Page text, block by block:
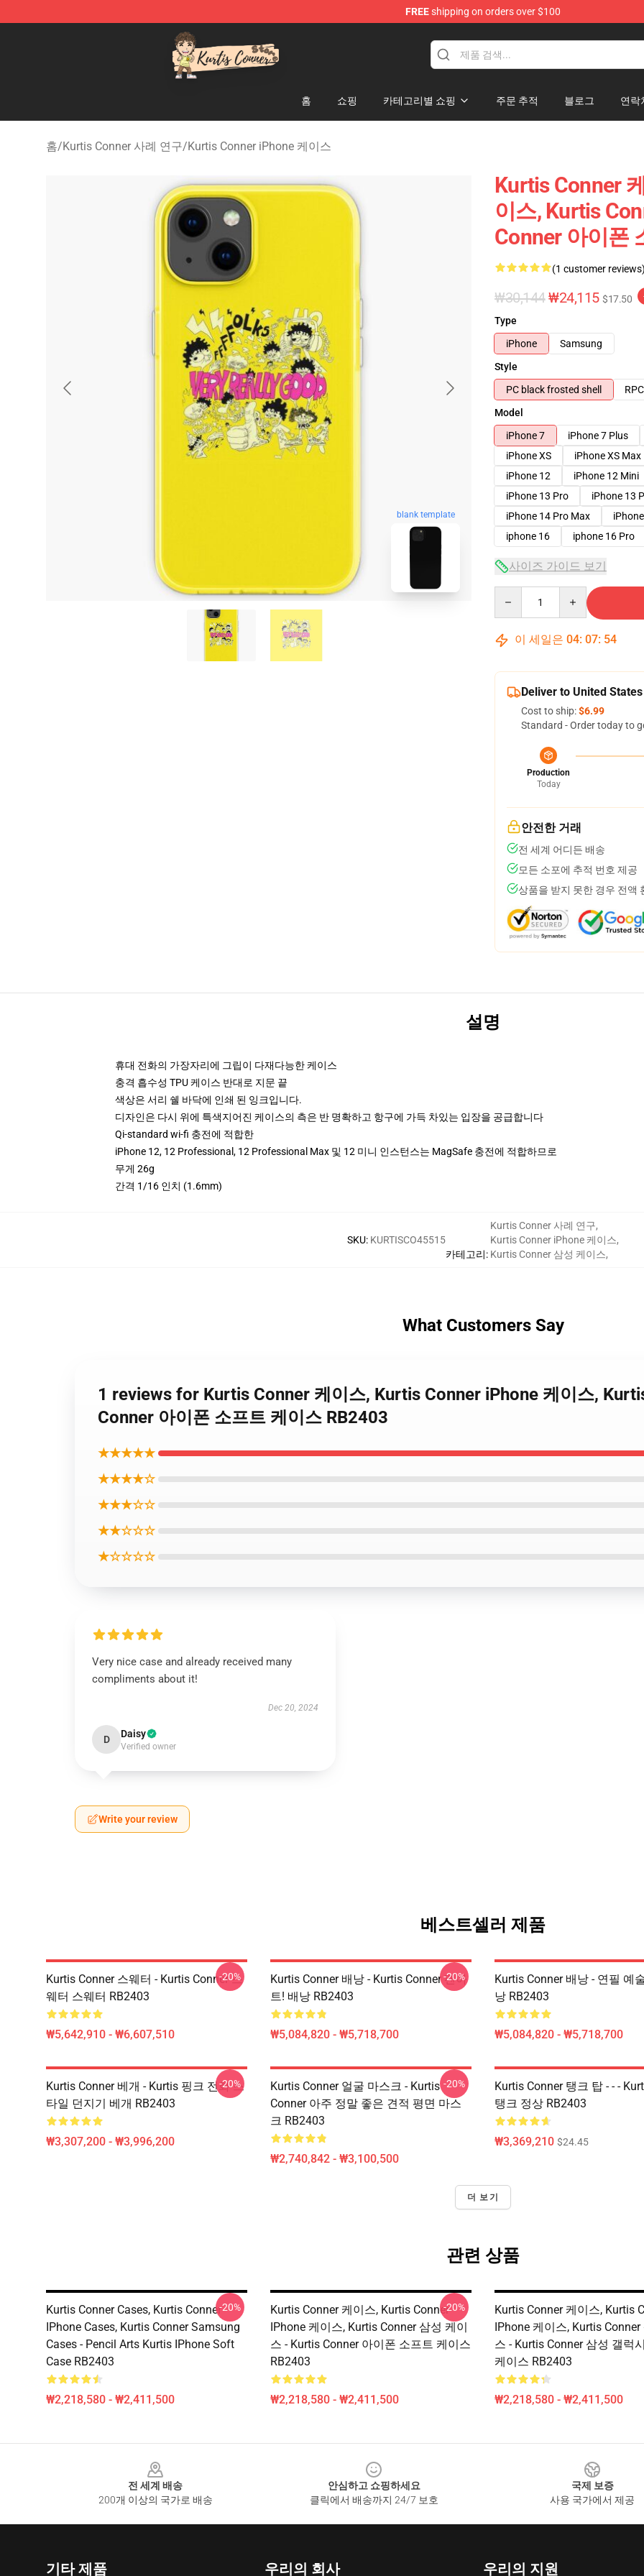
FREEshipping on orders over $100
Kurtis Conner Store - Official Kurtis Conner Merchandise Shop
홈 쇼핑 카테고리별 쇼핑 주문 추적 블로그 연락
홈/Kurtis Conner 사례 연구/Kurtis Conner iPhone 케이스
blank template
Kurtis Conner
이스, Kurtis
Conner 아이폰
(1 customer reviews)
₩30,144₩24,115 $17.50
Type
iPhone
Samsung
Style
PC black frosted shell
Model
iPhone 7
iPhone 7 Plus
iPhone XS
iPhone XS Max
iPhone 12
iPhone 12 Mini
iPhone 13 Pro
iPhone 13
iPhone 14 Pro Max
iphone 16
iphone 16 Pro
사이즈 가이드 보기
이 세일은 04: 07: 53
Deliver to United States
Cost to ship:$6.99
Standard - Order today to
Production
Today
안전한 거래
전 세계 어디든 배송
모든 소포에 추적 번호 제공
상품을 받지 못한 경우 전액
설명
휴대 전화의 가장자리에 그립이 다재다능한 케이스
충격 흡수성 TPU 케이스 반대로 지문 끝
색상은 서리 쉘 바닥에 인쇄 된 잉크입니다.
디자인은 다시 위에 특색지어진 케이스의 측은 반 명확하고 항구에 가득 차있는 입장을 공급합니다
Qi-standard wi-fi 충전에 적합한
iPhone 12, 12 Professional, 12 Professional Max 및 12 미니 인스턴스는 MagSafe 충전에 적합하므로
무게 26g
간격 1/16 인치 (1.6mm)
SKU: KURTISCO45515
카테고리:
Kurtis Conner 사례 연구,
Kurtis Conner iPhone 케이스,
Kurtis Conner 삼성 케이스,
What Customers Say
1 reviews for Kurtis Conner 케이스, Kurtis Conner iPhone 케이스,
Conner 아이폰 소프트 케이스 RB2403
★★★★★
★★★★☆
★★★☆☆
★★☆☆☆
★☆☆☆☆
Very nice case and already received many
compliments about it!
Dec 20, 2024
D Daisy
Verified owner
Write your review
베스트셀러 제품
Kurtis Conner 스웨터 - Kurtis Conner 스
웨터 스웨터 RB2403
₩5,642,910 - ₩6,607,510
-20%
Kurtis Conner 배낭 - Kurtis Conner 팬아
트! 배낭 RB2403
₩5,084,820 - ₩5,718,700
-20%
Kurtis Conner 배낭 - 연필 예
낭 RB2403
₩5,084,820 - ₩5,718,700
Kurtis Conner 베개 - Kurtis 핑크 전화 스
타일 던지기 베개 RB2403
₩3,307,200 - ₩3,996,200
-20%
Kurtis Conner 얼굴 마스크 - Kurtis
Conner 아주 정말 좋은 견적 평면 마스
크 RB2403
₩2,740,842 - ₩3,100,500
-20%
Kurtis Conner 탱크 탑 - - -
탱크 정상 RB2403
₩3,369,210 $24.45
더 보기
관련 상품
Kurtis Conner Cases, Kurtis Conner
IPhone Cases, Kurtis Conner Samsung
Cases - Pencil Arts Kurtis IPhone Soft
Case RB2403
₩2,218,580 - ₩2,411,500
-20%
Kurtis Conner 케이스, Kurtis Conner
IPhone 케이스, Kurtis Conner 삼성 케이
스 - Kurtis Conner 아이폰 소프트 케이스
RB2403
₩2,218,580 - ₩2,411,500
-20%
Kurtis Conner 케이스, Kurtis
IPhone 케이스, Kurtis Conner
스 - Kurtis Conner 삼성 갤럭
케이스 RB2403
₩2,218,580 - ₩2,411,500
전 세계 배송
200개 이상의 국가로 배송
안심하고 쇼핑하세요
클릭에서 배송까지 24/7 보호
국제 보증
사용 국가에서 제공
기타 제품 우리의 회사 우리의 지원